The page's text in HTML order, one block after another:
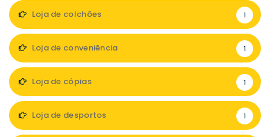
Loja de colchões 1
Loja de conveniência 1
Loja de cópias 1
Loja de desportos 1